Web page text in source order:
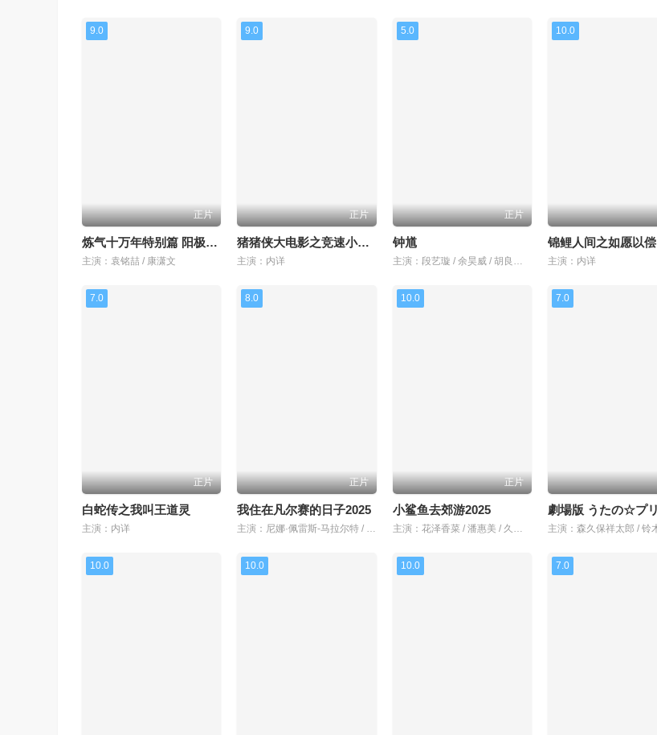
9.0
正片
炼气十万年特别篇 阳极天下
主演：袁铭喆 / 康潇文
9.0
正片
猪猪侠大电影之竞速小英雄
主演：内详
5.0
正片
钟馗
主演：段艺璇 / 余昊威 / 胡良伟 / 赵成晨 / 巴赫 / 胡正健 / 露西
10.0
锦鲤人间之如愿以偿
主演：内详
7.0
正片
白蛇传之我叫王道灵
主演：内详
8.0
正片
我住在凡尔赛的日子2025
主演：尼娜·佩雷斯-马拉尔特 / 埃米·卢卡斯-维吉耶 / 马尔科姆·瓦莱 / 安娜·阿尔瓦罗 / 席琳·荣特 / 雅各布·韦伯 / 阿丽亚娜·阿斯卡里德 / 蒂埃里·莱尔米特 / 安托万·赖纳茨 / 雷南·克罗斯 / 朱利安·西布尔 / 乌苏比-朱尼尔·福法纳 / 马杜苏·卡马拉 / 杰内莉亚·科阿杜 / 玛佳丽·罗森茨威格
10.0
正片
小鲨鱼去郊游2025
主演：花泽香菜 / 潘惠美 / 久野美咲
7.0
10.0 10.0 10.0 7.0